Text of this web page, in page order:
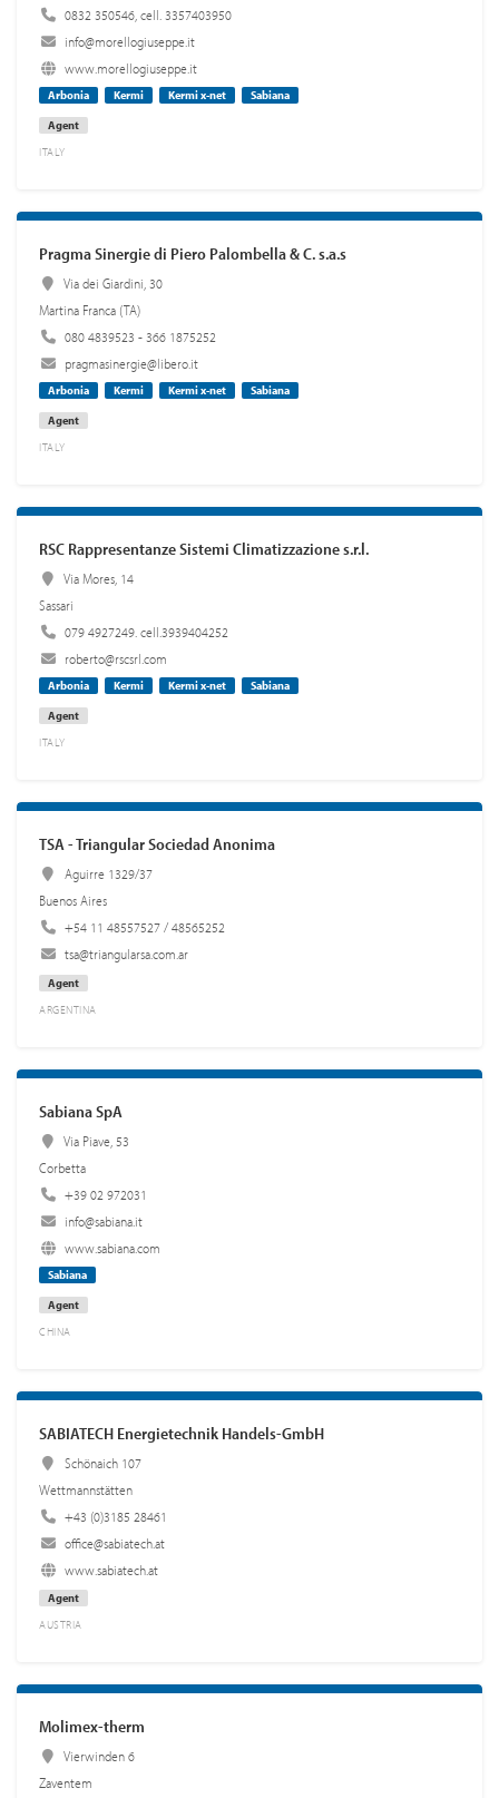
0832 350546, cell. 3357403950
info@morellogiuseppe.it
www.morellogiuseppe.it
Arbonia Kermi Kermi x-net
Sabiana
Agent
ITALY
Pragma Sinergie di Piero Palombella & C. s.a.s
Via dei Giardini, 30
Martina Franca (TA)
080 4839523 - 366 1875252
pragmasinergie@libero.it
Arbonia Kermi Kermi x-net
Sabiana
Agent
ITALY
RSC Rappresentanze Sistemi Climatizzazione s.r.l.
Via Mores, 14
Sassari
079 4927249. cell.3939404252
roberto@rscsrl.com
Arbonia Kermi Kermi x-net
Sabiana
Agent
ITALY
TSA - Triangular Sociedad Anonima
Aguirre 1329/37
Buenos Aires
+54 11 48557527 / 48565252
tsa@triangularsa.com.ar
Agent
ARGENTINA
Sabiana SpA
Via Piave, 53
Corbetta
+39 02 972031
info@sabiana.it
www.sabiana.com
Sabiana
Agent
CHINA
SABIATECH Energietechnik Handels-GmbH
Schönaich 107
Wettmannstätten
+43 (0)3185 28461
office@sabiatech.at
www.sabiatech.at
Agent
AUSTRIA
Molimex-therm
Vierwinden 6
Zaventem